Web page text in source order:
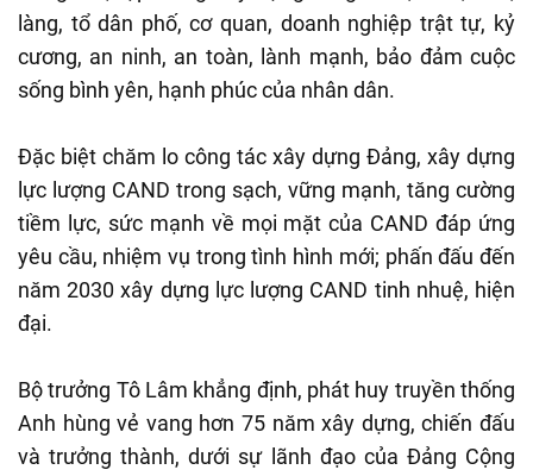
làng, tổ dân phố, cơ quan, doanh nghiệp trật tự, kỷ
cương, an ninh, an toàn, lành mạnh, bảo đảm cuộc
sống bình yên, hạnh phúc của nhân dân.
Đặc biệt chăm lo công tác xây dựng Đảng, xây dựng
lực lượng CAND trong sạch, vững mạnh, tăng cường
tiềm lực, sức mạnh về mọi mặt của CAND đáp ứng
yêu cầu, nhiệm vụ trong tình hình mới; phấn đấu đến
năm 2030 xây dựng lực lượng CAND tinh nhuệ, hiện
đại.
Bộ trưởng Tô Lâm khẳng định, phát huy truyền thống
Anh hùng vẻ vang hơn 75 năm xây dựng, chiến đấu
và trưởng thành, dưới sự lãnh đạo của Đảng Cộng